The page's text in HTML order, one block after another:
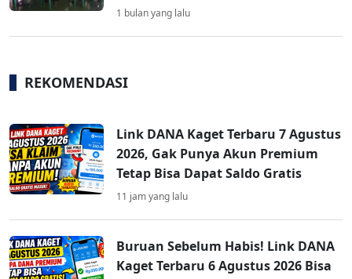
1 bulan yang lalu
REKOMENDASI
Link DANA Kaget Terbaru 7 Agustus
2026, Gak Punya Akun Premium
Tetap Bisa Dapat Saldo Gratis
11 jam yang lalu
Buruan Sebelum Habis! Link DANA
Kaget Terbaru 6 Agustus 2026 Bisa